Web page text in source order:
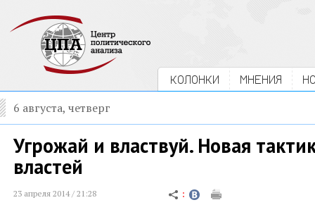
КОЛОНКИ МНЕНИЯ
6 августа, четверг
Угрожай и властвуй. Новая
властей
23 апреля 2014 / 21:28